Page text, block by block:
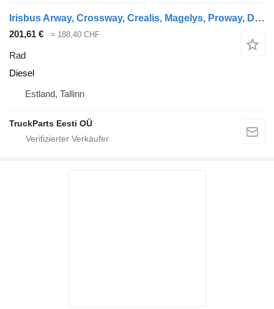
Irisbus Arway, Crossway, Crealis, Magelys, Proway, Daily Tourys (2006-) Sava CROSSWAY (01.06-)
201,61 € ≈ 188,40 CHF
Rad
Diesel
Estland, Tallinn
TruckParts Eesti OÜ